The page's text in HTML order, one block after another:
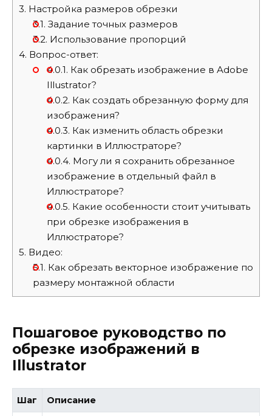
3. Настройка размеров обрезки
3.1. Задание точных размеров
3.2. Использование пропорций
4. Вопрос-ответ:
4.0.1. Как обрезать изображение в Adobe
Illustrator?
4.0.2. Как создать обрезанную форму для
изображения?
4.0.3. Как изменить область обрезки
картинки в Иллюстраторе?
4.0.4. Могу ли я сохранить обрезанное
изображение в отдельный файл в
Иллюстраторе?
4.0.5. Какие особенности стоит учитывать
при обрезке изображения в
Иллюстраторе?
5. Видео:
5.1. Как обрезать векторное изображение по
размеру монтажной области
Пошаговое руководство по
обрезке изображений в
Illustrator
Шаг Описание